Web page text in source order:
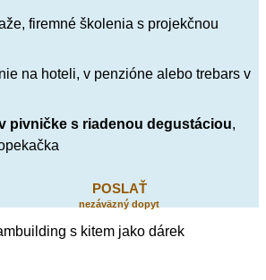
firemné školenia s projekčnou
na hoteli, v penzióne alebo trebars v
pivničke s riadenou degustáciou,
POSLAŤ
nezáväzný dopyt